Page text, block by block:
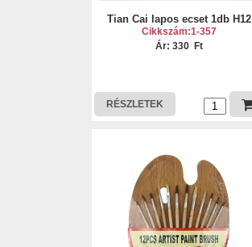
Tian Cai lapos ecset 1db H12
Cikkszám:1-357
Ár: 330 Ft
RÉSZLETEK